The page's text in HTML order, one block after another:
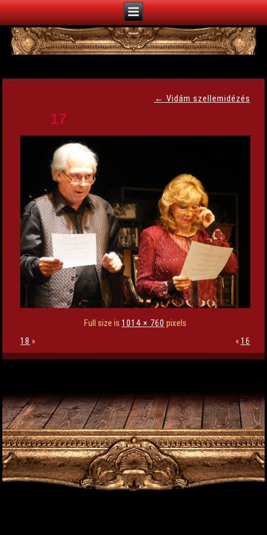
← Vidám szellemidézés
17
Full size is 1014 × 760 pixels
18 » «16